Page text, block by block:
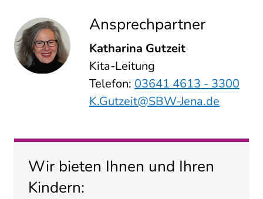
Ansprechpartner
Katharina Gutzeit
Kita-Leitung
Telefon: 03641 4613 - 3300
K.Gutzeit@SBW-Jena.de
Wir bieten Ihnen und Ihren
Kindern: